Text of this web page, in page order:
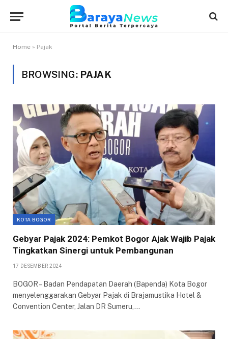
Home » Pajak
BROWSING: PAJAK
KOTA BOGOR
Gebyar Pajak 2024: Pemkot Bogor Ajak Wajib Pajak
Tingkatkan Sinergi untuk Pembangunan
17 DESEMBER 2024
BOGOR – Badan Pendapatan Daerah (Bapenda) Kota Bogor
menyelenggarakan Gebyar Pajak di Brajamustika Hotel &
Convention Center, Jalan DR Sumeru,…